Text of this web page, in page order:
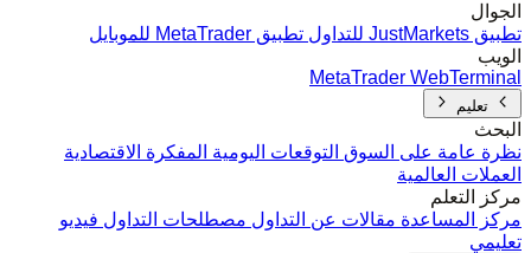
الجوال
تطبيق JustMarkets للتداول
تطبيق MetaTrader للموبايل
الويب
MetaTrader WebTerminal
تعليم
البحث
نظرة عامة على السوق التوقعات اليومية المفكرة الاقتصادية
العملات العالمية
مركز التعلم
مركز المساعدة مقالات عن التداول مصطلحات التداول فيديو
تعليمي